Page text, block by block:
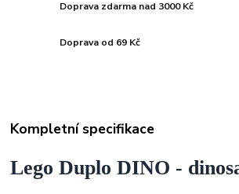
Doprava zdarma nad 3000 Kč
Doprava od 69 Kč
Kompletní specifikace
Lego Duplo DINO -